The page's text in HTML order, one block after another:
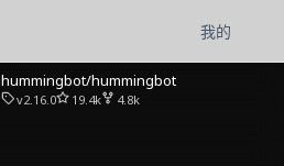
我的
hummingbot/hummingbot
v2.16.0 19.4k 4.8k